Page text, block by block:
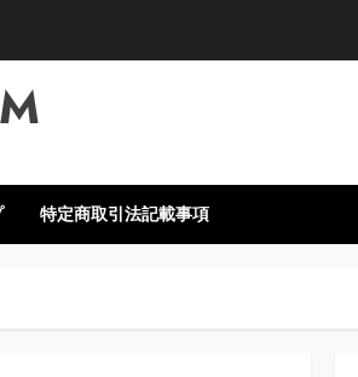
特定商取引法記載事項